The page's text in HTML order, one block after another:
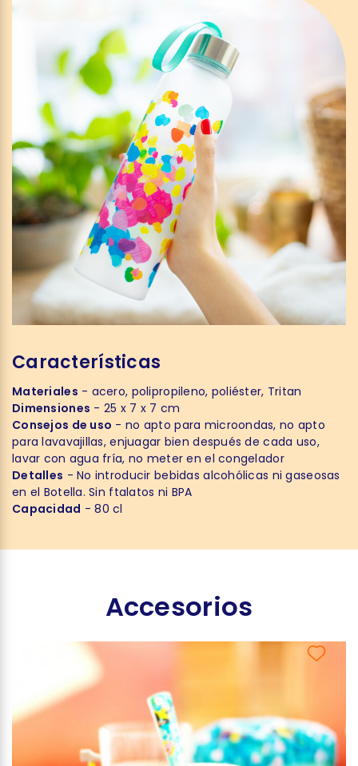
Características
Materiales - acero, polipropileno, poliéster, Tritan
Dimensiones - 25 x 7 x 7 cm
Consejos de uso - no apto para microondas, no apto
para lavavajillas, enjuagar bien después de cada uso,
lavar con agua fría, no meter en el congelador
Detalles - No introducir bebidas alcohólicas ni gaseosas
en el Botella. Sin ftalatos ni BPA
Capacidad - 80 cl
Accesorios